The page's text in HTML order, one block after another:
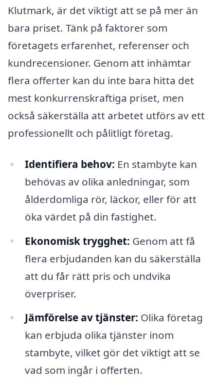
Klutmark, är det viktigt att se på mer än
bara priset. Tänk på faktorer som
företagets erfarenhet, referenser och
kundrecensioner. Genom att inhämtar
flera offerter kan du inte bara hitta det
mest konkurrenskraftiga priset, men
också säkerställa att arbetet utförs av ett
professionellt och pålitligt företag.
Identifiera behov: En stambyte kan
behövas av olika anledningar, som
ålderdomliga rör, läckor, eller för att
öka värdet på din fastighet.
Ekonomisk trygghet: Genom att få
flera erbjudanden kan du säkerställa
att du får rätt pris och undvika
överpriser.
Jämförelse av tjänster: Olika företag
kan erbjuda olika tjänster inom
stambyte, vilket gör det viktigt att se
vad som ingår i offerten.